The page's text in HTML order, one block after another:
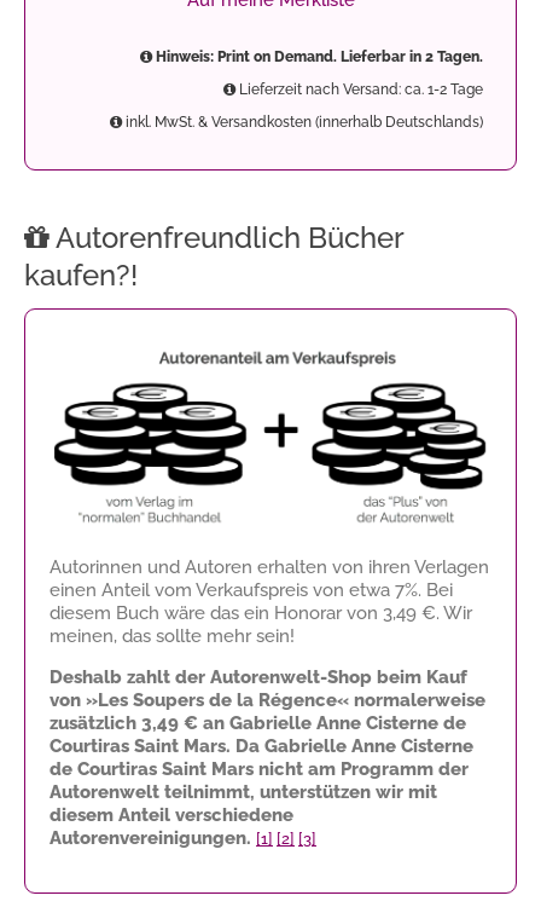
Hinweis: Print on Demand. Lieferbar in 2 Tagen.
Lieferzeit nach Versand: ca. 1-2 Tage
inkl. MwSt. & Versandkosten (innerhalb Deutschlands)
Autorenfreundlich Bücher
kaufen?!
Autorinnen und Autoren erhalten von ihren Verlagen
einen Anteil vom Verkaufspreis von etwa 7%. Bei
diesem Buch wäre das ein Honorar von 3,49 €. Wir
meinen, das sollte mehr sein!
Deshalb zahlt der Autorenwelt-Shop beim Kauf
von »Les Soupers de la Régence« normalerweise
zusätzlich 3,49 € an Gabrielle Anne Cisterne de
Courtiras Saint Mars. Da Gabrielle Anne Cisterne
de Courtiras Saint Mars nicht am Programm der
Autorenwelt teilnimmt, unterstützen wir mit
diesem Anteil verschiedene
Autorenvereinigungen. [1] [2] [3]